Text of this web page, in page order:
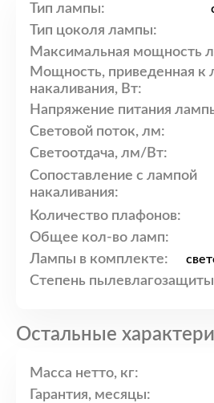
Тип лампы:
Тип цоколя лампы:
Максимальная мощность
Мощность, приведенная к
накаливания, Вт:
Напряжение питания
Световой поток, лм:
Светоотдача, лм/Вт:
Сопоставление с лампой
накаливания:
Количество плафонов:
Общее кол-во ламп:
Лампы в комплекте:
Степень
Остальные
Масса нетто, кг:
Гарантия, месяцы: